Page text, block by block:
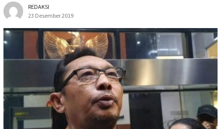
REDAKSI
23 Desember 2019